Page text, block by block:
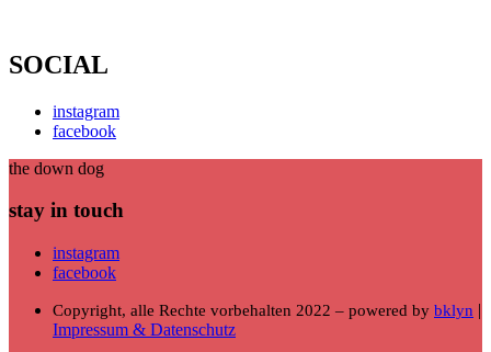
SOCIAL
instagram
facebook
the down dog
stay in touch
instagram
facebook
Copyright, alle Rechte vorbehalten 2022 – powered by bklyn |
Impressum & Datenschutz